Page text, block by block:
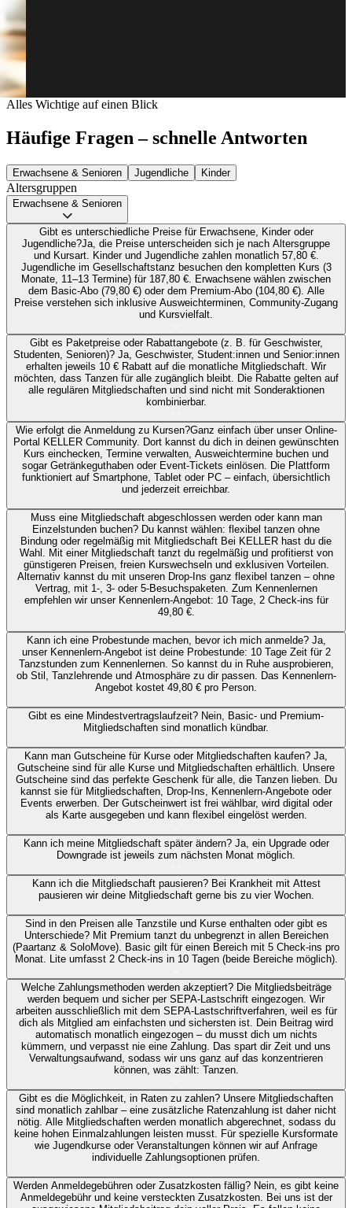
Alles Wichtige auf einen Blick
Häufige Fragen – schnelle Antworten
Erwachsene & Senioren Jugendliche Kinder
Altersgruppen
Erwachsene & Senioren
Gibt es unterschiedliche Preise für Erwachsene, Kinder oder
Jugendliche?Ja, die Preise unterscheiden sich je nach Altersgruppe
und Kursart. Kinder und Jugendliche zahlen monatlich 57,80 €.
Jugendliche im Gesellschaftstanz besuchen den kompletten Kurs (3
Monate, 11–13 Termine) für 187,80 €. Erwachsene wählen zwischen
dem Basic-Abo (79,80 €) oder dem Premium-Abo (104,80 €). Alle
Preise verstehen sich inklusive Ausweichterminen, Community-Zugang
und Kursvielfalt.
Gibt es Paketpreise oder Rabattangebote (z. B. für Geschwister,
Studenten, Senioren)? Ja, Geschwister, Student:innen und Senior:innen
erhalten jeweils 10 € Rabatt auf die monatliche Mitgliedschaft. Wir
möchten, dass Tanzen für alle zugänglich bleibt. Die Rabatte gelten auf
alle regulären Mitgliedschaften und sind nicht mit Sonderaktionen
kombinierbar.
Wie erfolgt die Anmeldung zu Kursen?Ganz einfach über unser Online-
Portal KELLER Community. Dort kannst du dich in deinen gewünschten
Kurs einchecken, Termine verwalten, Ausweichtermine buchen und
sogar Getränkeguthaben oder Event-Tickets einlösen. Die Plattform
funktioniert auf Smartphone, Tablet oder PC – einfach, übersichtlich
und jederzeit erreichbar.
Muss eine Mitgliedschaft abgeschlossen werden oder kann man
Einzelstunden buchen? Du kannst wählen: flexibel tanzen ohne
Bindung oder regelmäßig mit Mitgliedschaft Bei KELLER hast du die
Wahl. Mit einer Mitgliedschaft tanzt du regelmäßig und profitierst von
günstigeren Preisen, freien Kurswechseln und exklusiven Vorteilen.
Alternativ kannst du mit unseren Drop-Ins ganz flexibel tanzen – ohne
Vertrag, mit 1-, 3- oder 5-Besuchspaketen. Zum Kennenlernen
empfehlen wir unser Kennenlern-Angebot: 10 Tage, 2 Check-ins für
49,80 €.
Kann ich eine Probestunde machen, bevor ich mich anmelde? Ja,
unser Kennenlern-Angebot ist deine Probestunde: 10 Tage Zeit für 2
Tanzstunden zum Kennenlernen. So kannst du in Ruhe ausprobieren,
ob Stil, Tanzlehrende und Atmosphäre zu dir passen. Das Kennenlern-
Angebot kostet 49,80 € pro Person.
Gibt es eine Mindestvertragslaufzeit? Nein, Basic- und Premium-
Mitgliedschaften sind monatlich kündbar.
Kann man Gutscheine für Kurse oder Mitgliedschaften kaufen? Ja,
Gutscheine sind für alle Kurse und Mitgliedschaften erhältlich. Unsere
Gutscheine sind das perfekte Geschenk für alle, die Tanzen lieben. Du
kannst sie für Mitgliedschaften, Drop-Ins, Kennenlern-Angebote oder
Events erwerben. Der Gutscheinwert ist frei wählbar, wird digital oder
als Karte ausgegeben und kann flexibel eingelöst werden.
Kann ich meine Mitgliedschaft später ändern? Ja, ein Upgrade oder
Downgrade ist jeweils zum nächsten Monat möglich.
Kann ich die Mitgliedschaft pausieren? Bei Krankheit mit Attest
pausieren wir deine Mitgliedschaft gerne bis zu vier Wochen.
Sind in den Preisen alle Tanzstile und Kurse enthalten oder gibt es
Unterschiede? Mit Premium tanzt du unbegrenzt in allen Bereichen
(Paartanz & SoloMove). Basic gilt für einen Bereich mit 5 Check-ins pro
Monat. Lite umfasst 2 Check-ins in 10 Tagen (beide Bereiche möglich).
Welche Zahlungsmethoden werden akzeptiert? Die Mitgliedsbeiträge
werden bequem und sicher per SEPA-Lastschrift eingezogen. Wir
arbeiten ausschließlich mit dem SEPA-Lastschriftverfahren, weil es für
dich als Mitglied am einfachsten und sichersten ist. Dein Beitrag wird
automatisch monatlich eingezogen – du musst dich um nichts
kümmern, und verpasst nie eine Zahlung. Das spart dir Zeit und uns
Verwaltungsaufwand, sodass wir uns ganz auf das konzentrieren
können, was zählt: Tanzen.
Gibt es die Möglichkeit, in Raten zu zahlen? Unsere Mitgliedschaften
sind monatlich zahlbar – eine zusätzliche Ratenzahlung ist daher nicht
nötig. Alle Mitgliedschaften werden monatlich abgerechnet, sodass du
keine hohen Einmalzahlungen leisten musst. Für spezielle Kursformate
wie Jugendkurse oder Veranstaltungen können wir auf Anfrage
individuelle Zahlungsoptionen prüfen.
Werden Anmeldegebühren oder Zusatzkosten fällig? Nein, es gibt keine
Anmeldegebühr und keine versteckten Zusatzkosten. Bei uns ist der